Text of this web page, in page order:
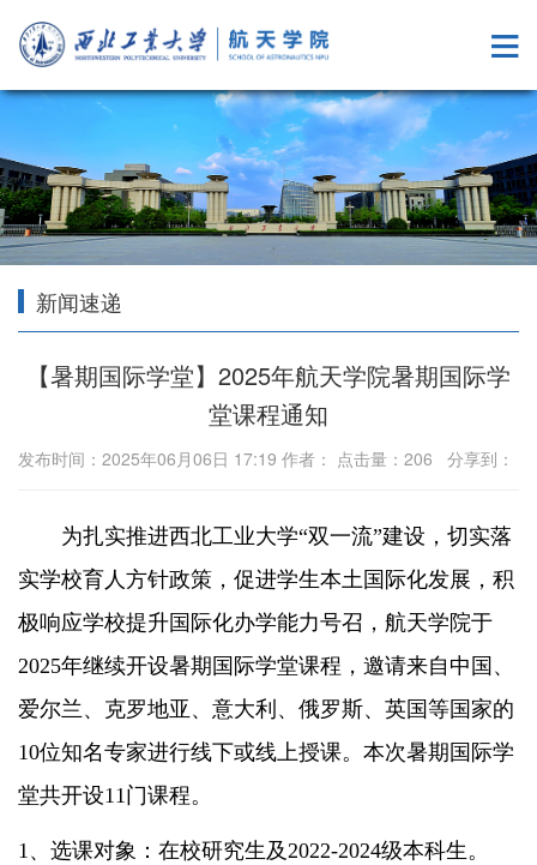
新闻速递
【暑期国际学堂】2025年航天学院暑期国际学
堂课程通知
发布时间：2025年06月06日 17:19 作者： 点击量： 206 分享到：
为扎实推进西北工业大学“双一流”建设，切实落
实学校育人方针政策，促进学生本土国际化发展，积
极响应学校提升国际化办学能力号召，航天学院于
2025年继续开设暑期国际学堂课程，邀请来自中国、
爱尔兰、克罗地亚、意大利、俄罗斯、英国等国家的
10位知名专家进行线下或线上授课。本次暑期国际学
堂共开设11门课程。
1、选课对象：在校研究生及2022-2024级本科生。